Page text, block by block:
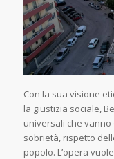
Con la sua visione
la giustizia sociale,
universali che
sobrietà, rispetto
popolo. L’opera